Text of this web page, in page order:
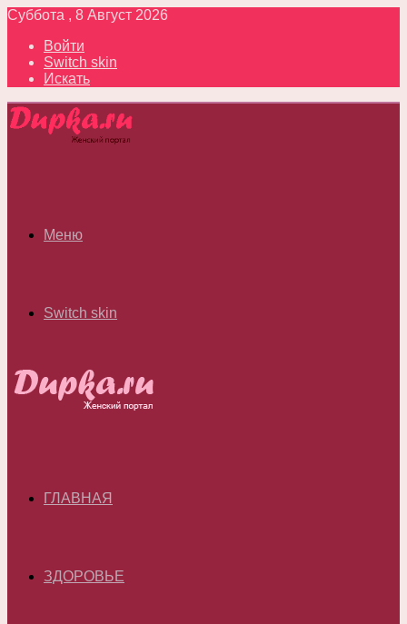
Суббота , 8 Август 2026
Войти
Switch skin
Искать
Меню
Switch skin
ГЛАВНАЯ
ЗДОРОВЬЕ